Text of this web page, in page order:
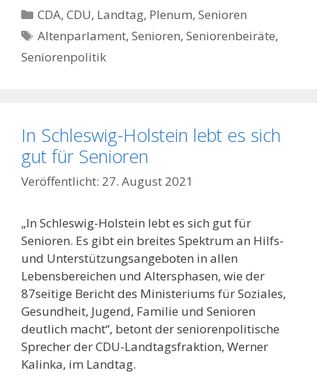
Kategorien
CDA,CDU, Landtag, Plenum,Senioren
Schlagwörter
Altenparlament,Senioren,Seniorenbeiräte,
Seniorenpolitik
In Schleswig-Holstein lebt es sich
gut für Senioren
27. August 2021
„In Schleswig-Holstein lebt es sich gut für
Senioren. Es gibt ein breites Spektrum an Hilfs-
und Unterstützungsangeboten in allen
Lebensbereichen und Altersphasen, wie der
87seitige Bericht des Ministeriums für Soziales,
Gesundheit, Jugend, Familie und Senioren
deutlich macht“, betont der seniorenpolitische
Sprecher der CDU-Landtagsfraktion, Werner
Kalinka, im Landtag.